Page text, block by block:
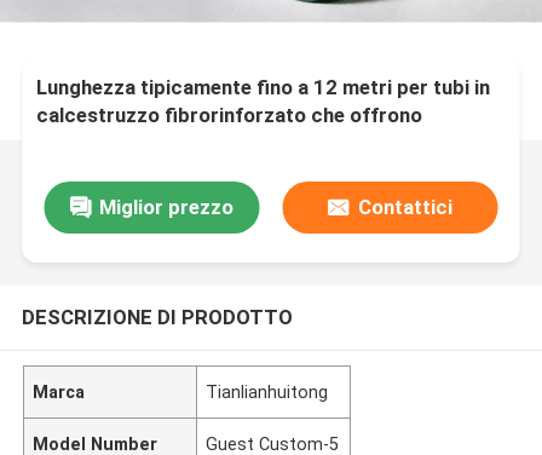
Lunghezza tipicamente fino a 12 metri per tubi in
calcestruzzo fibrorinforzato che offrono
Miglior prezzo
Contattici
DESCRIZIONE DI PRODOTTO
Marca Tianlianhuitong
Model Number Guest Custom-5